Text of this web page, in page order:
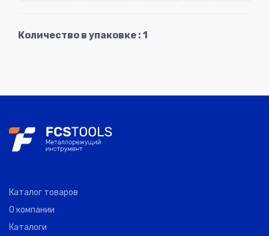
Количество в упаковке : 1
Каталог товаров
О компании
Каталоги